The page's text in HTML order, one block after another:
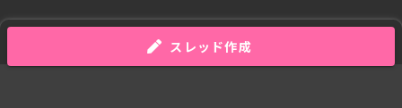
スレッド作成